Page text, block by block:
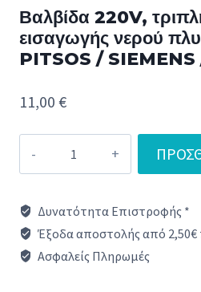
Βαλβίδα 220V,
εισαγωγής νερού
PITSOS / SIEMENS
11,00 €
220V,
γωνιακή,
Φ14
Δυνατότητα Επιστροφής *
Έξοδα αποστολής από 2,50€
Ασφαλείς Πληρωμές